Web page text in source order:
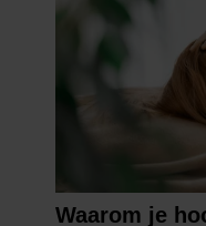
partners voor social
partners kunnen deze
informatie die u aan
verzameld op basis
gaat akkoord met